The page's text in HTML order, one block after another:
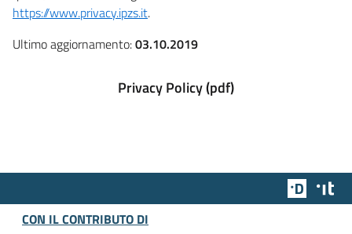
https://www.privacy.ipzs.it.
Ultimo aggiornamento:03.10.2019
Privacy Policy (pdf)
Team
CON IL CONTRIBUTO DI